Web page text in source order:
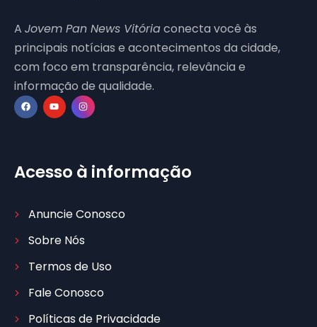
A Jovem Pan News Vitóriaconecta você às
principais notícias e acontecimentos da cidade,
com foco em transparência, relevância e
informação de qualidade.
Acesso à informação
Anuncie Conosco
Sobre Nós
Termos de Uso
Fale Conosco
Políticas de Privacidade